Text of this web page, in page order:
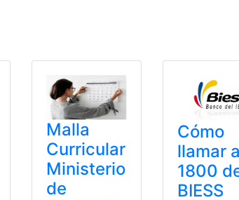
Malla
Curricular
Ministerio
de
Cómo
llamar
1800
BIESS